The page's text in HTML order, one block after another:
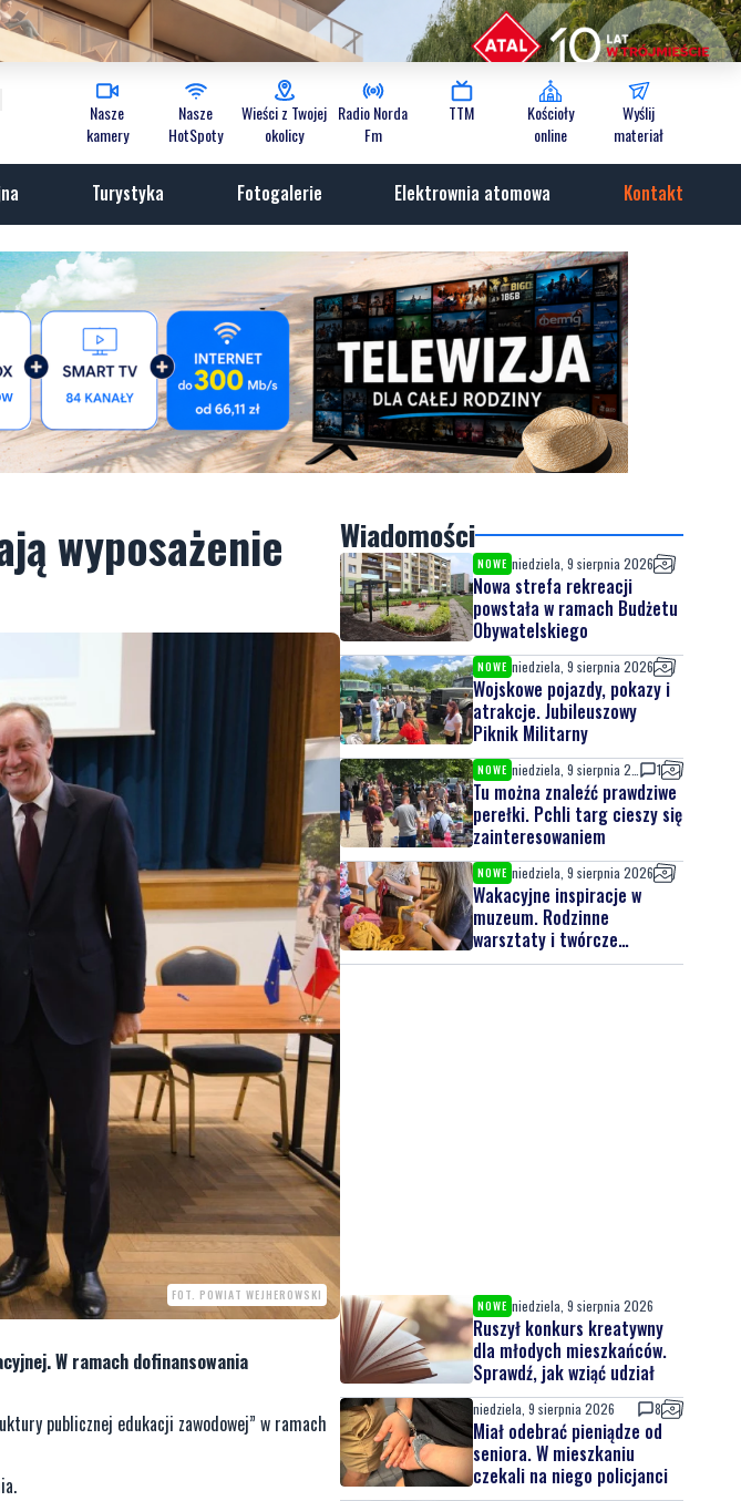
Nasze
kamery
Nasze
HotSpoty
Wieści z Twojej
okolicy
Radio Norda
Fm
TTM
Kościoły
online
Wyślij
materiał
Turystyka Fotogalerie Elektrownia atomowa Kontakt
wyposażenie
FOT. POWIAT WEJHEROWSKI
W ramach dofinansowania
publicznej edukacji zawodowej” w ramach
Wiadomości
NOWE niedziela, 9 sierpnia 2026
Nowa strefa rekreacji
powstała w ramach Budżetu
Obywatelskiego
NOWE niedziela, 9 sierpnia 2026
Wojskowe pojazdy, pokazy i
atrakcje. Jubileuszowy
Piknik Militarny
NOWE 1
Tu można znaleźć prawdziwe
perełki. Pchli targ cieszy się
zainteresowaniem
NOWE niedziela, 9 sierpnia 2026
Wakacyjne inspiracje w
muzeum. Rodzinne
warsztaty i twórcze
spotkania
NOWE niedziela, 9 sierpnia 2026
Ruszył konkurs kreatywny
dla młodych mieszkańców.
Sprawdź, jak wziąć udział
niedziela, 9 sierpnia 2026 8
Miał odebrać pieniądze od
seniora. W mieszkaniu
czekali na niego policjanci